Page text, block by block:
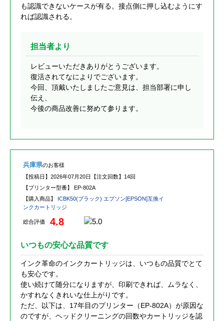
も認識できないケースが有る。接点側に押し込むようにす
れば認識される。
担当者より
レビューいただきありがとうございます。
復活されてなによりでございます。
今回、頂戴いたしましたご意見は、担当部署に申し
伝え、
今後の商品改善に努めて参ります。
兵庫県のお客様
【投稿日】 2026年07月20日 【注文回数】 14回
【プリンター型番】 EP-802A
【購入商品】 ICBK50(ブラック) エプソン[EPSON]互換イ
ンクカートリッジ
総合評価 4.8
いつもの安心な品質です
インク革命のインクカートリッジは、いつもの品質でとて
も安心です。
使い続けて随分になりますが、印刷できれば、ムラなく、
かすれなくきれいな仕上がりです。
ただ、以下は、17年目のプリンター（EP-802A）が原因な
のですが、ヘッドクリーニングの回数やカートリッジを認